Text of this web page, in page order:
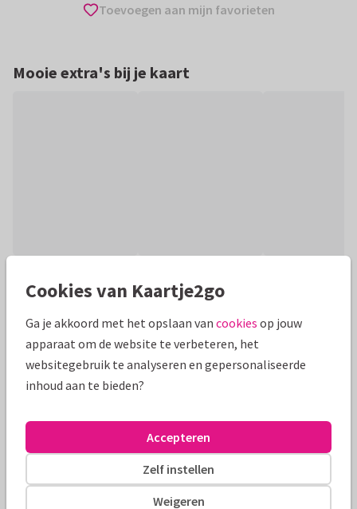
Toevoegen aan mijn favorieten
Mooie extra's bij je kaart
Productinformatie
een illustratie van een envelop met bloemen. Plaats binnen
je persoonlijke boodschap!
Alle kaarten zijn helemaal naar wens aan te passen
Manique
Formaten en tarieven
Cookies van Kaartje2go
Ga je akkoord met het opslaan van cookies op jouw
apparaat om de website te verbeteren, het
websitegebruik te analyseren en gepersonaliseerde
inhoud aan te bieden?
Weigeren
Zelf instellen
Accepteren